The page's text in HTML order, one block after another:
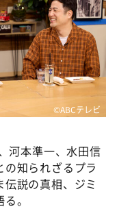
タ
©ABCテレビ
河本準一、水田信
知られざるプラ
説の真相、ジミ
。